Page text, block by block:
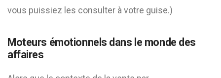
vous puissiez les consulter à votre guise.)
Moteurs émotionnels dans le monde des
affaires